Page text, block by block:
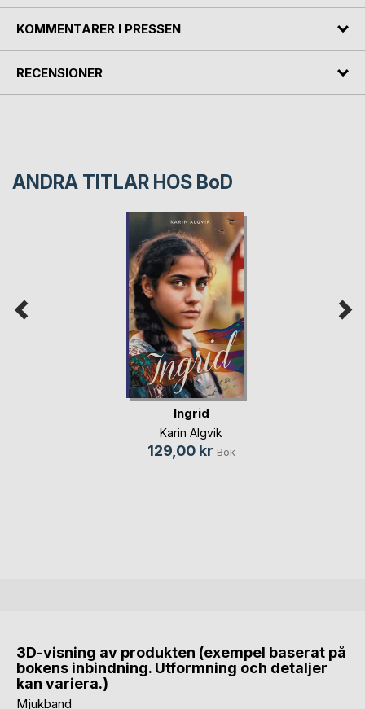
KOMMENTARER I PRESSEN
RECENSIONER
ANDRA TITLAR HOS BoD
Ingrid
Karin Algvik
129,00 kr Bok
3D-visning av produkten (exempel baserat på
bokens inbindning. Utformning och detaljer
kan variera.)
Mjukband